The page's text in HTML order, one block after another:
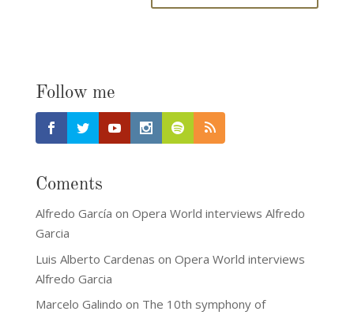
Follow me
Coments
Alfredo García on Opera World interviews Alfredo
Garcia
Luis Alberto Cardenas on Opera World interviews
Alfredo Garcia
Marcelo Galindo on The 10th symphony of